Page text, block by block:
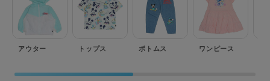
アウター トップス ボトムス ワンピース